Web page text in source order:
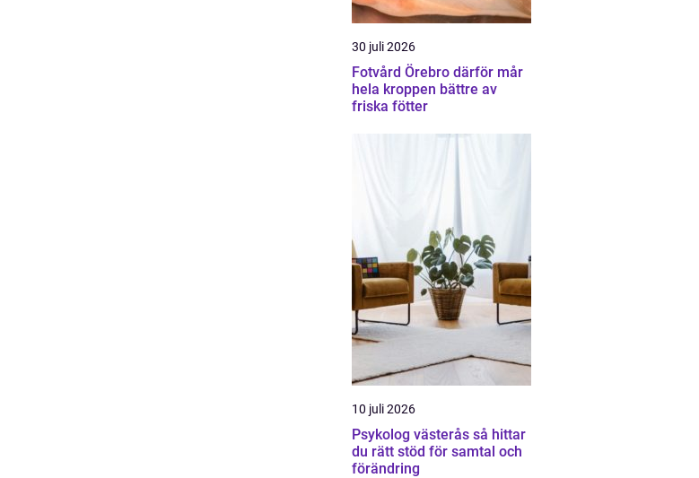
30 juli 2026
Fotvård Örebro därför mår
hela kroppen bättre av
friska fötter
10 juli 2026
Psykolog västerås så hittar
du rätt stöd för samtal och
förändring